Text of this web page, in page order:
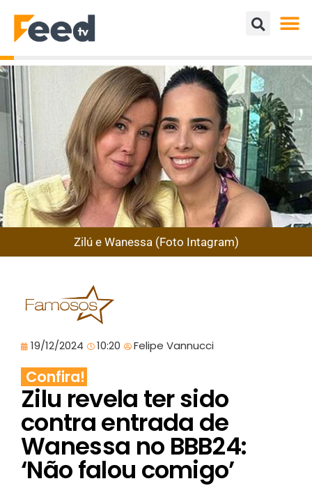
Zilú e Wanessa (Foto Intagram)
19/12/2024 10:20 Felipe Vannucci
Confira!
Zilu revela ter sido
contra entrada de
Wanessa no BBB24:
‘Não falou comigo’